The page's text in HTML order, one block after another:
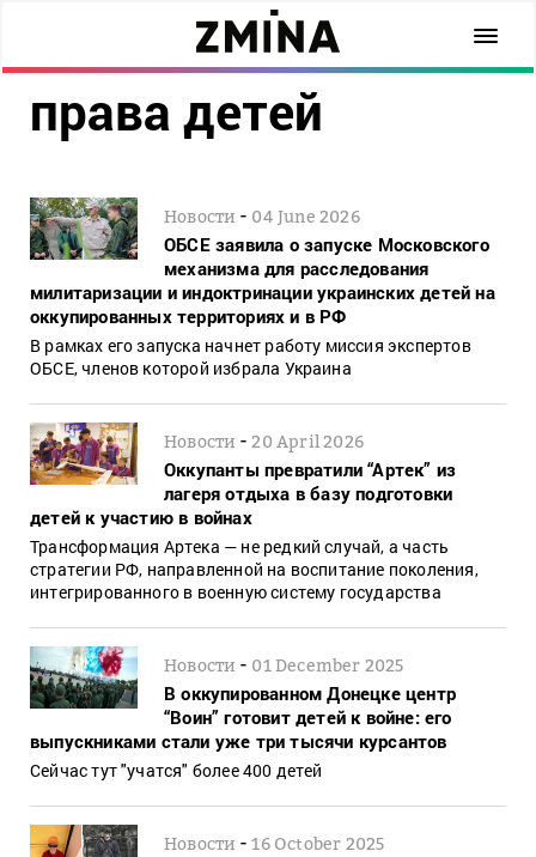
права детей
Новости - 04 June 2026
ОБСЕ заявила о запуске Московского
механизма для расследования
милитаризации и индоктринации украинских детей на
оккупированных территориях и в РФ
В рамках его запуска начнет работу миссия экспертов
ОБСЕ, членов которой избрала Украина
Новости -20 April 2026
Оккупанты превратили “Артек” из
лагеря отдыха в базу подготовки
детей к участию в войнах
Трансформация Артека — не редкий случай, а часть
стратегии РФ, направленной на воспитание поколения,
интегрированного в военную систему государства
Новости - 01 December 2025
В оккупированном Донецке центр
“Воин” готовит детей к войне: его
выпускниками стали уже три тысячи курсантов
Сейчас тут "учатся" более 400 детей
Новости -16 October 2025